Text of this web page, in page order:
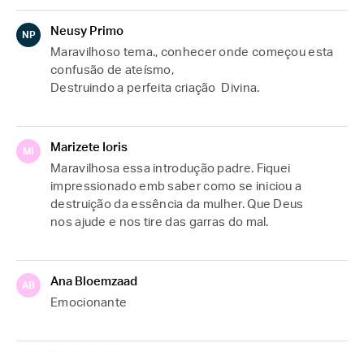
NP
Neusy Primo
Maravilhoso tema., conhecer onde começou esta
confusão de ateísmo,
Destruindo a perfeita criação  Divina.
MI
Marizete Ioris
Maravilhosa essa introdução padre. Fiquei
impressionado emb saber como se iniciou a
destruição da essência da mulher. Que Deus
nos ajude e nos tire das garras do mal.
AB
Ana Bloemzaad
Emocionante